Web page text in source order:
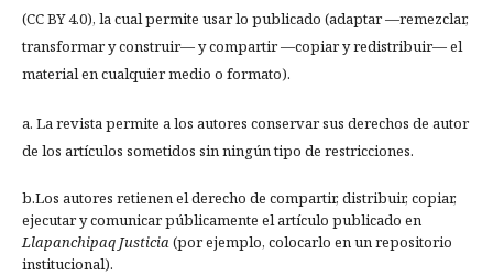
(CC BY 4.0), la cual permite usar lo publicado (adaptar —remezclar,
transformar y construir— y compartir —copiar y redistribuir— el
material en cualquier medio o formato).
a. La revista permite a los autores conservar sus derechos de autor
de los artículos sometidos sin ningún tipo de restricciones.
b.Los autores retienen el derecho de compartir, distribuir, copiar,
ejecutar y comunicar públicamente el artículo publicado en
Llapanchipaq Justicia(por ejemplo, colocarlo en un repositorio
institucional).